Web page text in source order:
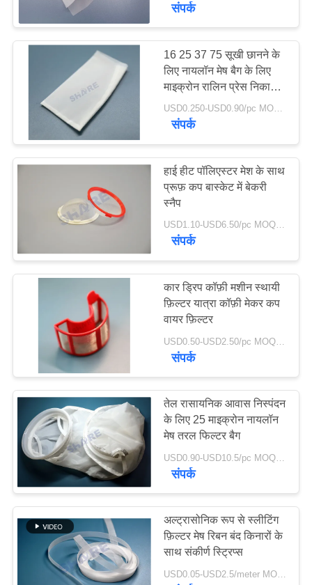
का
अनुरोध
साइटमैप
PRIVACY
गढ़े फ़िल्टर और स्क्रीन
माइक्रोन रेटेड फिल्टर बैग
38
मेष फ़िल्टर बैग
54
तरल फिल्टर बैग
34
संपर्क
16 25 37 75 सूखी छानने के
लिए नायलॉन मेष बैग के लिए
माइक्रोन रालिन प्रेस निकासी
बुलबुला ठीक
USD0.250-USD0.90/pc MOQ:100 पीसी
संपर्क
हाई हीट पॉलिएस्टर मेश के साथ
प्रूफ़ कप बास्केट में बेकरी
स्नैप
USD1.10-USD6.50/pc MOQ:200 पीसी
संपर्क
कार ड्रिप कॉफ़ी मशीन स्थायी
फ़िल्टर यात्रा कॉफ़ी मेकर कप
वायर फ़िल्टर
संपर्क
तेल रासायनिक आवास निस्पंदन
के लिए 25 माइक्रोन नायलॉन
मेष तरल फिल्टर बैग
USD0.90-USD10.5/pc MOQ:100PCS
संपर्क
अल्ट्रासोनिक रूप से स्लीटिंग
फ़िल्टर मेष रिबन बंद किनारों के
साथ संकीर्ण स्ट्रिप्स
USD0.05-USD2.5/meter MOQ:100 मीटर